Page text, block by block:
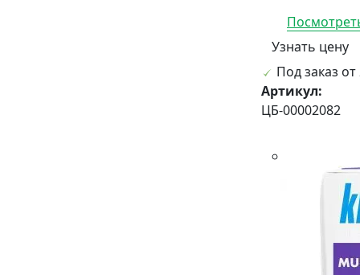
Узнать цену
Под заказ от
Артикул:
ЦБ-00002082